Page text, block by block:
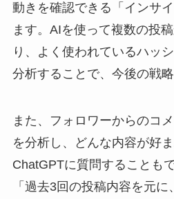
動きを確認できる「インサ
ます。AIを使って複数の投
り、よく使われているハッ
分析することで、今後の戦略
また、フォロワーからのコ
を分析し、どんな内容が好
ChatGPTに質問することも
「過去3回の投稿内容を元